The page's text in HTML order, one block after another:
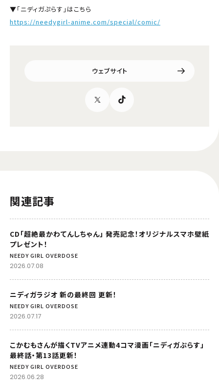
▼「ニディガぷらす」はこちら
https://needygirl-anime.com/special/comic/
ウェブサイト
関連記事
CD「超絶最かわてんしちゃん」 発売記念！オリジナルスマホ壁紙
プレゼント！
NEEDY GIRL OVERDOSE
2026.07.08
ニディガラジオ 新の最終回 更新！
NEEDY GIRL OVERDOSE
2026.07.17
こかむもさんが描くTVアニメ連動4コマ漫画「ニディガぷらす」
最終話・第13話更新！
NEEDY GIRL OVERDOSE
2026.06.28